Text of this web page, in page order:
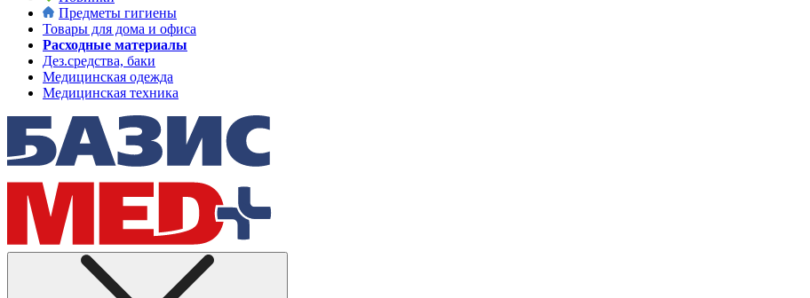
Предметы гигиены
Товары для дома и офиса
Расходные материалы
Дез.средства, баки
Медицинская одежда
Медицинская техника